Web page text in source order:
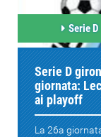
Serie D
Serie D
giornata:
ai playoff
La 26a